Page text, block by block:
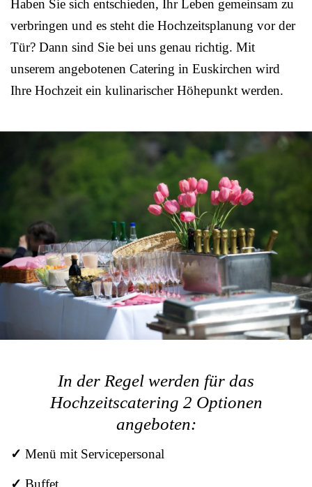
Haben Sie sich entschieden, Ihr Leben gemeinsam zu
verbringen und es steht die Hochzeitsplanung vor der
Tür? Dann sind Sie bei uns genau richtig. Mit
unserem angebotenen Catering in Euskirchen wird
Ihre Hochzeit ein kulinarischer Höhepunkt werden.
In der Regel werden für das
Hochzeitscatering 2 Optionen
angeboten:
✓ Menü mit Servicepersonal
✓ Buffet